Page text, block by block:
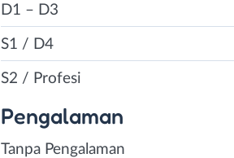
D1 – D3
S1 / D4
S2 / Profesi
Pengalaman
Tanpa Pengalaman